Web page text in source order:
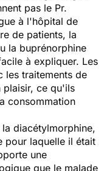
pas le Pr.
à l'hôpital de
de patients, la
la buprénorphine
à expliquer. Les
les traitements de
plaisir, ce qu'ils
consommation
diacétylmorphine,
pour laquelle il était
une
que le malade